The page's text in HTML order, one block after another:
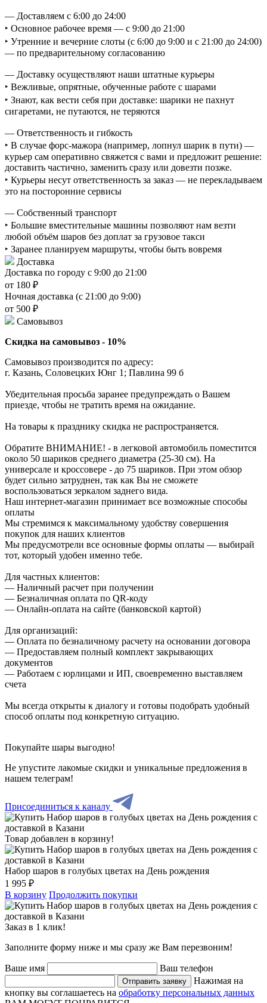
— Доставляем с 6:00 до 24:00
‣ Основное рабочее время — с 9:00 до 21:00
‣ Утренние и вечерние слоты (с 6:00 до 9:00 и с 21:00 до 24:00)
— по предварительному согласованию
— Доставку осуществляют наши штатные курьеры
‣ Вежливые, опрятные, обученные работе с шарами
‣ Знают, как вести себя при доставке: шарики не пахнут
сигаретами, не путаются, не теряются
— Ответственность и гибкость
‣ В случае форс-мажора (например, лопнул шарик в пути) —
курьер сам оперативно свяжется с вами и предложит решение:
доставить частично, заменить сразу или довезти позже.
‣ Курьеры несут ответственность за заказ — не перекладываем
это на посторонние сервисы
— Собственный транспорт
‣ Большие вместительные машины позволяют нам везти
любой объём шаров без доплат за грузовое такси
‣ Заранее планируем маршруты, чтобы быть вовремя
Доставка
Доставка по городу с 9:00 до 21:00
от 180 ₽
Ночная доставка (с 21:00 до 9:00)
от 500 ₽
Самовывоз
Скидка на самовывоз - 10%
Самовывоз производится по адресу:
г. Казань, Соловецких Юнг 1; Павлина 99 б
Убедительная просьба заранее предупреждать о Вашем
приезде, чтобы не тратить время на ожидание.
На товары к празднику скидка не распространяется.
Обратите ВНИМАНИЕ! - в легковой автомобиль поместится
около 50 шариков среднего диаметра (25-30 см). На
универсале и кроссовере - до 75 шариков. При этом обзор
будет сильно затруднен, так как Вы не сможете
воспользоваться зеркалом заднего вида.
Наш интернет-магазин принимает все возможные способы
оплаты
Мы стремимся к максимальному удобству совершения
покупок для наших клиентов
Мы предусмотрели все основные формы оплаты — выбирай
тот, который удобен именно тебе.
Для частных клиентов:
— Наличный расчет при получении
— Безналичная оплата по QR-коду
— Онлайн-оплата на сайте (банковской картой)
Для организаций:
— Оплата по безналичному расчету на основании договора
— Предоставляем полный комплект закрывающих
документов
— Работаем с юрлицами и ИП, своевременно выставляем
счета
Мы всегда открыты к диалогу и готовы подобрать удобный
способ оплаты под конкретную ситуацию.
Покупайте шары выгодно!
Не упустите лакомые скидки и уникальные предложения в
нашем телеграм!
Присоединиться к каналу
Товар добавлен в корзину!
Набор шаров в голубых цветах на День рождения
1 995 ₽
В корзину Продолжить покупки
Заказ в 1 клик!
Заполните форму ниже и мы сразу же Вам перезвоним!
Ваше имя Ваш телефон
Отправить заявку
Нажимая на
кнопку вы соглашаетесь на обработку персональных данных